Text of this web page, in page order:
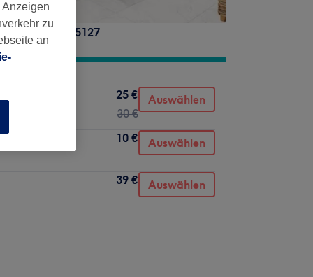
I 45127
25 €
30 €
Auswählen
10 € Auswählen
39 € Auswählen
zu
an